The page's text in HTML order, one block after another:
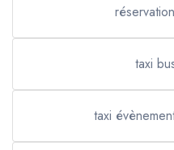
taxi
taxi